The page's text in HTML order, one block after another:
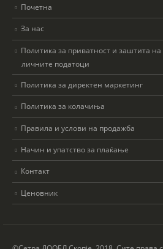
Почетна
За нас
Политика за приватност и заштита на
личните податоци
Политика за директен маркетинг
Политика за колачиња
Правила и услови на продажба
Начин и упатство за плаќање
Контакт
Ценовник